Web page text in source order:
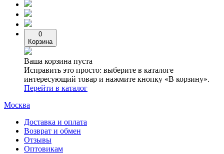
0
Корзина
Ваша корзина пуста
Исправить это просто: выберите в каталоге
интересующий товар и нажмите кнопку «В корзину».
Перейти в каталог
Москва
Доставка и оплата
Возврат и обмен
Отзывы
Оптовикам